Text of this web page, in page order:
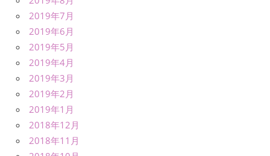
2019年7月
2019年6月
2019年5月
2019年4月
2019年3月
2019年2月
2019年1月
2018年12月
2018年11月